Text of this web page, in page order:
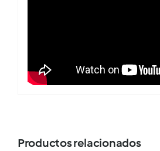
Productos relacionados